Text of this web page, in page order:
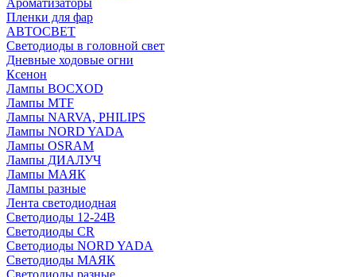
Ароматизаторы
Пленки для фар
АВТОСВЕТ
Светодиоды в головной свет
Дневные ходовые огни
Ксенон
Лампы BOCXOD
Лампы MTF
Лампы NARVA, PHILIPS
Лампы NORD YADA
Лампы OSRAM
Лампы ДИАЛУЧ
Лампы МАЯК
Лампы разные
Лента светодиодная
Светодиоды 12-24В
Светодиоды CR
Светодиоды NORD YADA
Светодиоды МАЯК
Светодиоды разные